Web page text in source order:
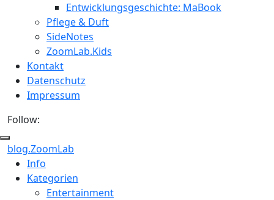
Entwicklungsgeschichte: MaBook
Pflege & Duft
SideNotes
ZoomLab.Kids
Kontakt
Datenschutz
Impressum
Follow:
blog.ZoomLab
ZoomLab
//
Info
Kategorien
Entertainment